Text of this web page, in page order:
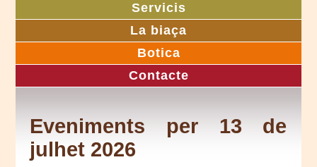
Servicis
La biaça
Botica
Contacte
Eveniments per 13 de
julhet 2026